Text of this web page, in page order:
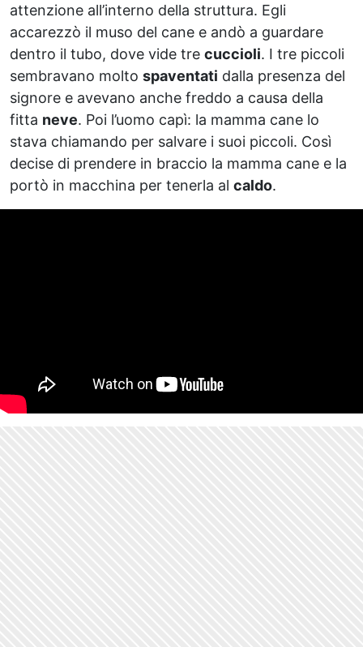
attenzione all’interno della struttura. Egli
accarezzò il muso del cane e andò a guardare
dentro il tubo, dove vide tre cuccioli. I tre piccoli
sembravano molto spaventati dalla presenza del
signore e avevano anche freddo a causa della
fitta neve. Poi l’uomo capì: la mamma cane lo
stava chiamando per salvare i suoi piccoli. Così
decise di prendere in braccio la mamma cane e la
portò in macchina per tenerla al caldo.